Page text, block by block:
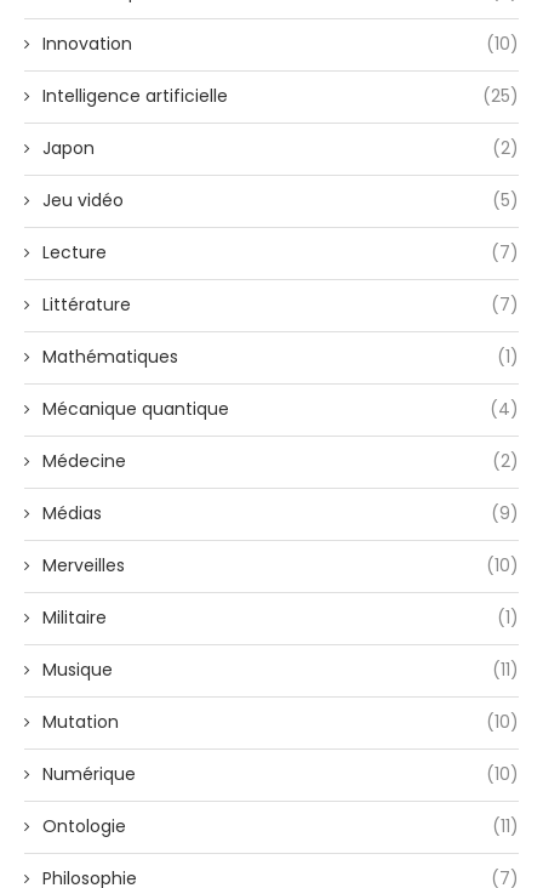
Innovation (10)
Intelligence artificielle (25)
Japon (2)
Jeu vidéo (5)
Lecture (7)
Littérature (7)
Mathématiques (1)
Mécanique quantique (4)
Médecine (2)
Médias (9)
Merveilles (10)
Militaire (1)
Musique (11)
Mutation (10)
Numérique (10)
Ontologie (11)
Philosophie (7)